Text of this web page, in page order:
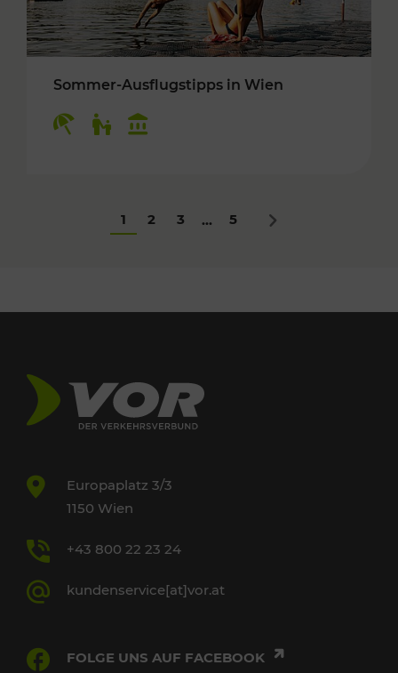
Sommer-Ausflugstipps in Wien
1 2 3 ... 5 Nächstes
Europaplatz 3/3
1150 Wien
+43 800 22 23 24
kundenservice[at]vor.at
FOLGE UNS AUF FACEBOOK